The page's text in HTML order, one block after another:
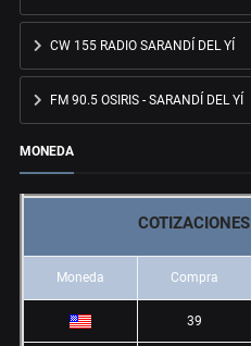
CW 155 RADIO SARANDÍ DEL YÍ
FM 90.5 OSIRIS - SARANDÍ DEL YÍ
MONEDA
COTIZACIONES
Moneda Compra
39